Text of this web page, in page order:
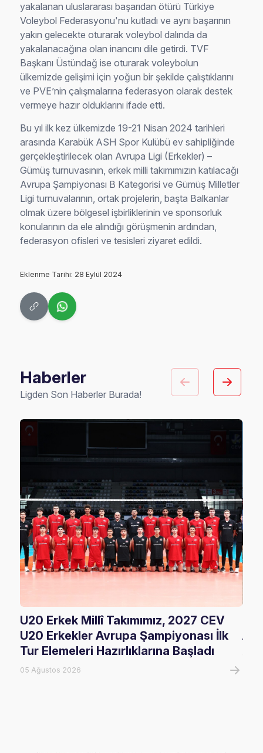
yakalanan uluslararası başarıdan ötürü Türkiye
Voleybol Federasyonu'nu kutladı ve aynı başarının
yakın gelecekte oturarak voleybol dalında da
yakalanacağına olan inancını dile getirdi. TVF
Başkanı Üstündağ ise oturarak voleybolun
ülkemizde gelişimi için yoğun bir şekilde çalıştıklarını
ve PVE’nin çalışmalarına federasyon olarak destek
vermeye hazır olduklarını ifade etti.
Bu yıl ilk kez ülkemizde 19-21 Nisan 2024 tarihleri
arasında Karabük ASH Spor Kulübü ev sahipliğinde
gerçekleştirilecek olan Avrupa Ligi (Erkekler) –
Gümüş turnuvasının, erkek milli takımımızın katılacağı
Avrupa Şampiyonası B Kategorisi ve Gümüş Milletler
Ligi turnuvalarının, ortak projelerin, başta Balkanlar
olmak üzere bölgesel işbirliklerinin ve sponsorluk
konularının da ele alındığı görüşmenin ardından,
federasyon ofisleri ve tesisleri ziyaret edildi.
Eklenme Tarihi: 28 Eylül 2024
Haberler
Ligden Son Haberler Burada!
U20 Erkek Millî Takımımız, 2027 CEV
U20 Erkekler Avrupa Şampiyonası İlk
Tur Elemeleri Hazırlıklarına Başladı
05 Ağustos 2026